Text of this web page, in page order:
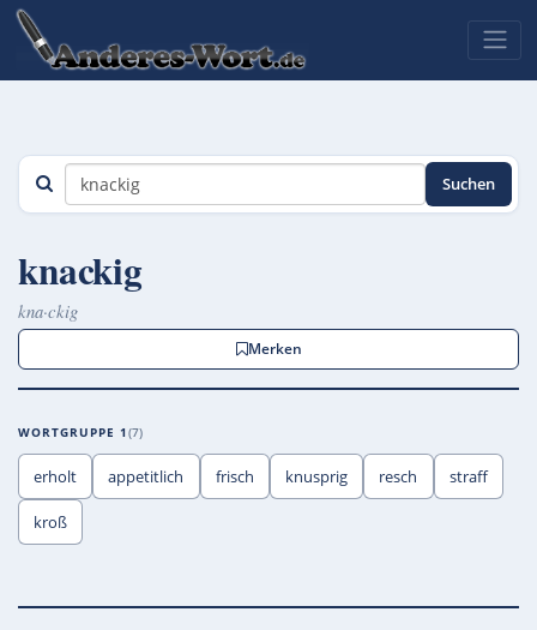
Suchen
knackig
kna·ckig
Merken
WORTGRUPPE 1 7
erholt appetitlich frisch knusprig resch straff
kroß